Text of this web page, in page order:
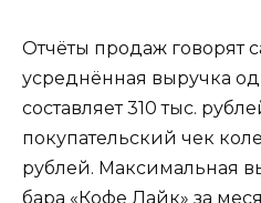
Отчёты продаж говорят
усреднённая выручка
составляет 310 тыс.
покупательский чек
рублей. Максимальная
бара «Кофе Лайк» за